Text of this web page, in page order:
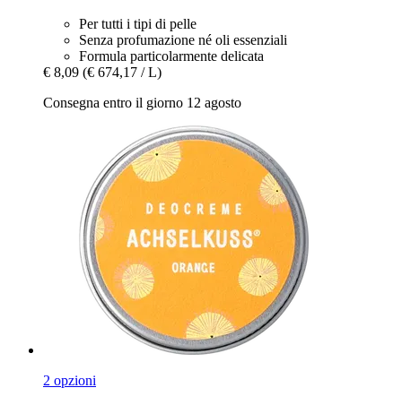
Per tutti i tipi di pelle
Senza profumazione né oli essenziali
Formula particolarmente delicata
€ 8,09 (€ 674,17 / L)
Consegna entro il giorno 12 agosto
2 opzioni